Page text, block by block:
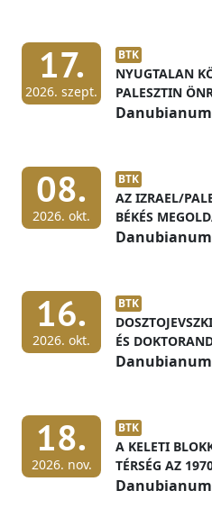
17.
2026. szept.
BTK
NYUGTALAN
PALESZTIN
Danubianum
08.
2026. okt.
BTK
AZ IZRAEL/
BÉKÉS
ELŐFELTÉTELEI
Danubianum
16.
2026. okt.
BTK
ÉS
Danubianum
18.
2026. nov.
BTK
A KELETI
TÉRSÉG AZ
MAGYAR
Danubianum